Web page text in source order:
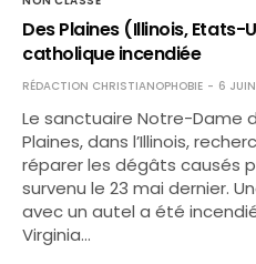
Des Plaines (Illinois, Etats-
catholique incendiée
RÉDACTION CHRISTIANOPHOBIE 6
Le sanctuaire Notre-Dame
Plaines, dans l’Illinois,
réparer les dégâts causés
survenu le 23 mai dernier.
avec un autel a été
Virginia…